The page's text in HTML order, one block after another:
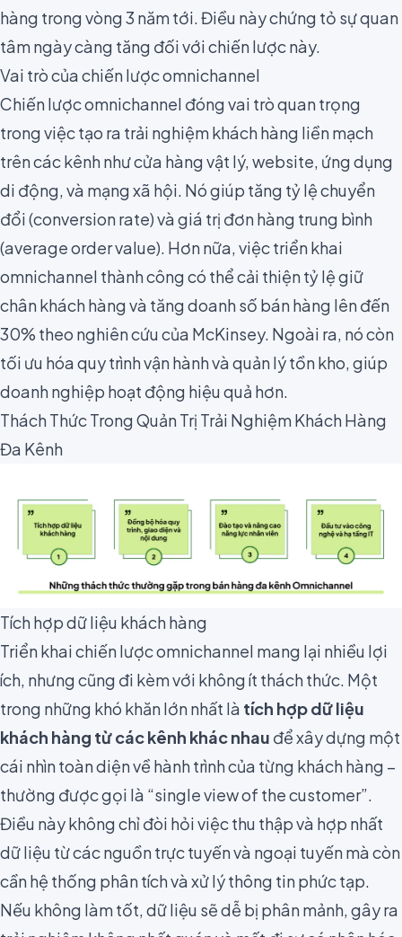
hàng trong vòng 3 năm tới. Điều này chứng tỏ sự quan
tâm ngày càng tăng đối với chiến lược này.
Vai trò của chiến lược omnichannel
Chiến lược omnichannel đóng vai trò quan trọng
trong việc tạo ra trải nghiệm khách hàng liền mạch
trên các kênh như cửa hàng vật lý, website, ứng dụng
di động, và mạng xã hội. Nó giúp tăng tỷ lệ chuyển
đổi (conversion rate) và giá trị đơn hàng trung bình
(average order value). Hơn nữa, việc triển khai
omnichannel thành công có thể cải thiện tỷ lệ giữ
chân khách hàng và tăng doanh số bán hàng lên đến
30% theo nghiên cứu của McKinsey. Ngoài ra, nó còn
tối ưu hóa quy trình vận hành và quản lý tồn kho, giúp
doanh nghiệp hoạt động hiệu quả hơn.
Thách Thức Trong Quản Trị Trải Nghiệm Khách Hàng
Đa Kênh
Tích hợp dữ liệu khách hàng
Triển khai chiến lược omnichannel mang lại nhiều lợi
ích, nhưng cũng đi kèm với không ít thách thức. Một
trong những khó khăn lớn nhất là tích hợp dữ liệu
khách hàng từ các kênh khác nhau để xây dựng một
cái nhìn toàn diện về hành trình của từng khách hàng –
thường được gọi là “single view of the customer”.
Điều này không chỉ đòi hỏi việc thu thập và hợp nhất
dữ liệu từ các nguồn trực tuyến và ngoại tuyến mà còn
cần hệ thống phân tích và xử lý thông tin phức tạp.
Nếu không làm tốt, dữ liệu sẽ dễ bị phân mảnh, gây ra